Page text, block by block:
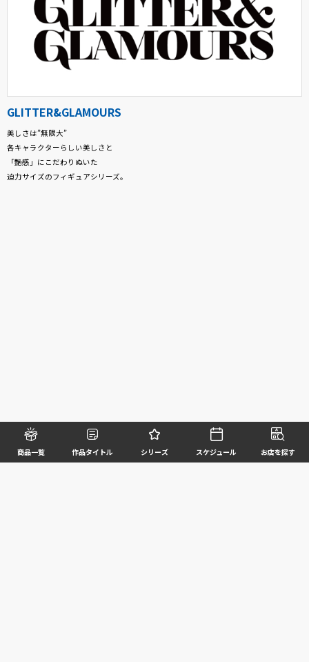
商品一覧 作品タイトル シリーズ スケジュール お店を探す
GLITTER&GLAMOURS
美しさは”無限大”
各キャラクターらしい美しさと
「艶感」にこだわりぬいた
迫力サイズのフィギュアシリーズ。